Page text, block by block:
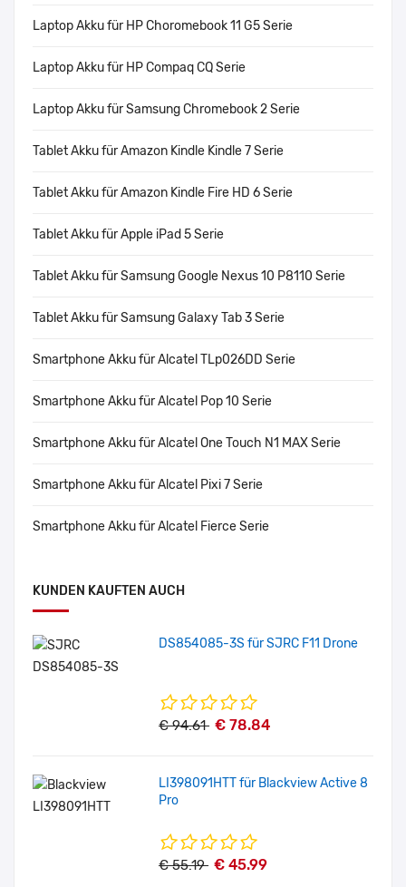
Laptop Akku für HP Choromebook 11 G5 Serie
Laptop Akku für HP Compaq CQ Serie
Laptop Akku für Samsung Chromebook 2 Serie
Tablet Akku für Amazon Kindle Kindle 7 Serie
Tablet Akku für Amazon Kindle Fire HD 6 Serie
Tablet Akku für Apple iPad 5 Serie
Tablet Akku für Samsung Google Nexus 10 P8110 Serie
Tablet Akku für Samsung Galaxy Tab 3 Serie
Smartphone Akku für Alcatel TLp026DD Serie
Smartphone Akku für Alcatel Pop 10 Serie
Smartphone Akku für Alcatel One Touch N1 MAX Serie
Smartphone Akku für Alcatel Pixi 7 Serie
Smartphone Akku für Alcatel Fierce Serie
KUNDEN KAUFTEN AUCH
DS854085-3S für SJRC F11 Drone
€ 94.61 € 78.84
LI398091HTT für Blackview Active 8
Pro
€ 55.19 € 45.99